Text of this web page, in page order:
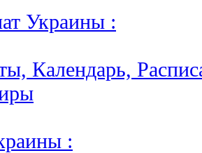
Украины :
Календарь,
: